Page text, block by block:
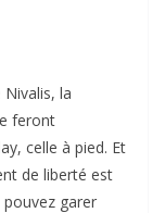
la
feront
celle à pied. Et
de liberté est
garer